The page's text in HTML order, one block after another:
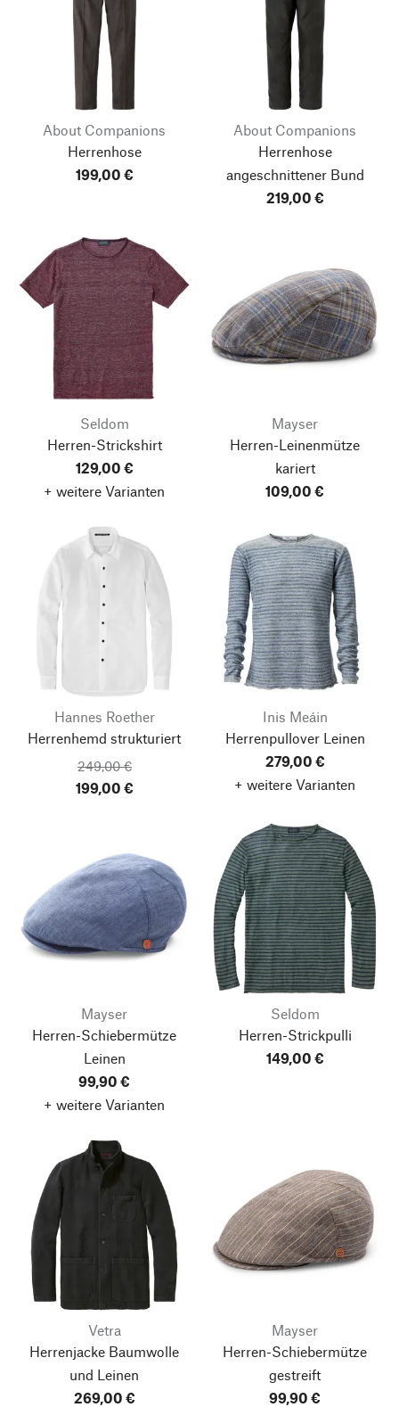
About Companions
Herrenhose
199,00 €
About Companions
Herrenhose
angeschnittener Bund
219,00 €
Seldom
Herren-Strickshirt
129,00 €
+ weitere Varianten
Mayser
Herren-Leinenmütze
kariert
109,00 €
Hannes Roether
Herrenhemd strukturiert
249,00 €
199,00 €
Inis Meáin
Herrenpullover Leinen
279,00 €
+ weitere Varianten
Mayser
Herren-Schiebermütze
Leinen
99,90 €
+ weitere Varianten
Seldom
Herren-Strickpulli
149,00 €
Vetra
Herrenjacke Baumwolle
und Leinen
269,00 €
Mayser
Herren-Schiebermütze
gestreift
99,90 €